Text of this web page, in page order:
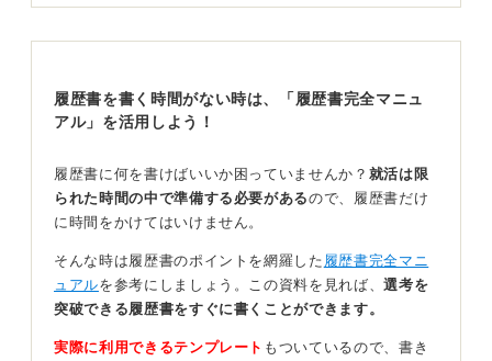
仕組み作りへの転換
もちろん、誤字脱字がないに越したことはありません
が、起きてしまった小さなミスをいつまでも悔やんで自
信を失ってしまうほうが、その後のパフォーマンスに悪
影響を及ぼします。
「次からはより一層丁寧に確認しよう」という前向きな
反省に留め、気持ちを切り替えることが大切です。
もし、ほかにも多くの誤字脱字があったりするような書
履歴書を書く時間がない時は、「履歴書完全マニュ
アル」を活用しよう！
履歴書に何を書けばいいか困っていませんか？ 就活は限
られた時間の中で準備する必要があるので、履歴書だけ
に時間をかけてはいけません。
そんな時は履歴書のポイントを網羅した 履歴書完全マニ
ュアルを参考にしましょう。この資料を見れば、選考を
突破できる履歴書をすぐに書くことができます。
実際に利用できるテンプレート もついているので、書き